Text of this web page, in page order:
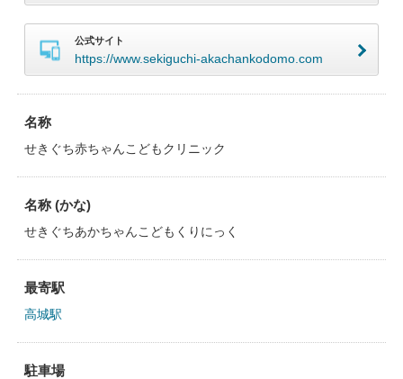
公式サイト
https://www.sekiguchi-akachankodomo.com
名称
せきぐち赤ちゃんこどもクリニック
名称 (かな)
せきぐちあかちゃんこどもくりにっく
最寄駅
高城駅
駐車場